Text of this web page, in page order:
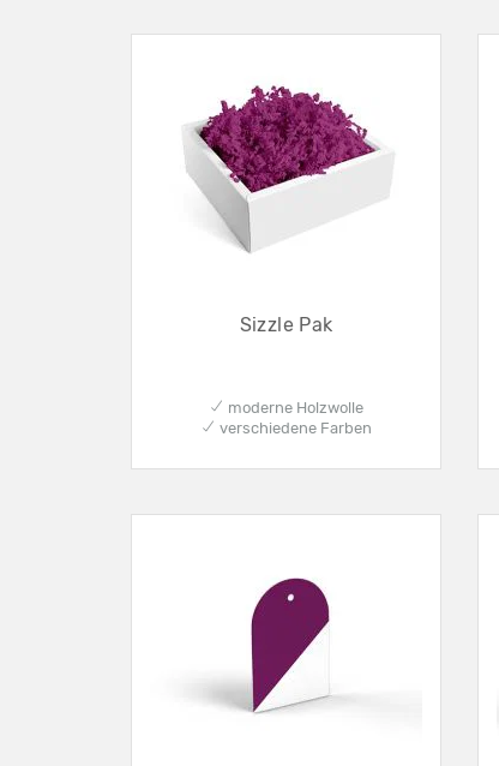
Sizzle Pak
✔ moderne Holzwolle
✔ verschiedene Farben